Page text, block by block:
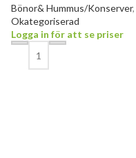
Bönor& Hummus/Konserver,
Okategoriserad
Logga in för att se priser